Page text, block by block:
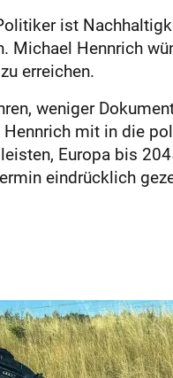
ist
Michael Hennrich
erreichen.
weniger
mit in die
Europa bis
eindrücklich